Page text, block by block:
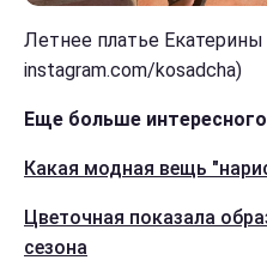
Летнее платье
instagram.com/kosadcha)
Еще больше
Какая модная вещь
Цветочная показала
сезона